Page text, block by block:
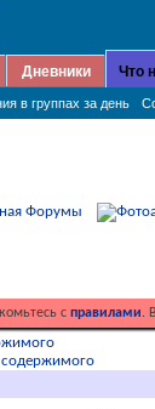
Дневники Что
в группах за день
Форумы
с правилами.
содержимого